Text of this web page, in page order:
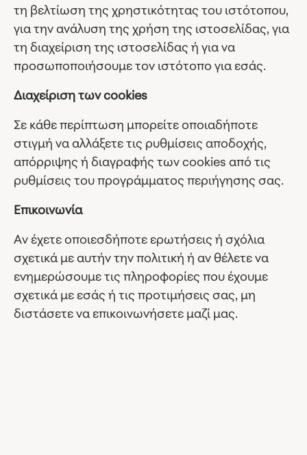
τη βελτίωση της χρηστικότητας του ιστότοπου,
για την ανάλυση της χρήση της ιστοσελίδας, για
τη διαχείριση της ιστοσελίδας ή για να
προσωποποιήσουμε τον ιστότοπο για εσάς.
Διαχείριση των cookies
Σε κάθε περίπτωση μπορείτε οποιαδήποτε
στιγμή να αλλάξετε τις ρυθμίσεις αποδοχής,
απόρριψης ή διαγραφής των cookies από τις
ρυθμίσεις του προγράμματος περιήγησης σας.
Επικοινωνία
Αν έχετε οποιεσδήποτε ερωτήσεις ή σχόλια
σχετικά με αυτήν την πολιτική ή αν θέλετε να
ενημερώσουμε τις πληροφορίες που έχουμε
σχετικά με εσάς ή τις προτιμήσεις σας, μη
διστάσετε να επικοινωνήσετε μαζί μας.